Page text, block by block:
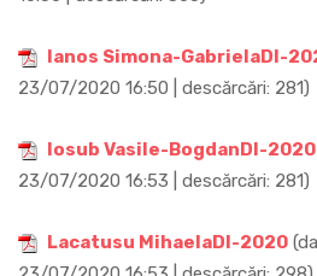
Ianos Simona-GabrielaDI-
23/07/2020 16:50 | descărcări: 281)
Iosub Vasile-BogdanDI-2020
23/07/2020 16:53 | descărcări: 281)
Lacatusu MihaelaDI-2020